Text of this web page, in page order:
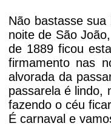
Não bastasse
noite de São
de 1889 ficou
firmamento nas
alvorada da
passarela é lindo,
fazendo o céu
É carnaval e